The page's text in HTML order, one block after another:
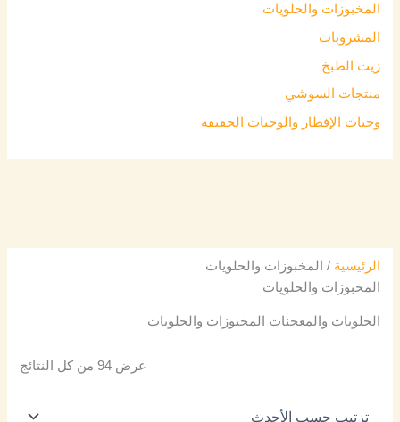
المخبوزات والحلويات
المشروبات
زيت الطبخ
منتجات السوشي
وجبات الإفطار والوجبات الخفيفة
الرئيسية / المخبوزات والحلويات
المخبوزات والحلويات
الحلويات والمعجنات المخبوزات والحلويات
عرض ⁦94⁩ من كل النتائج